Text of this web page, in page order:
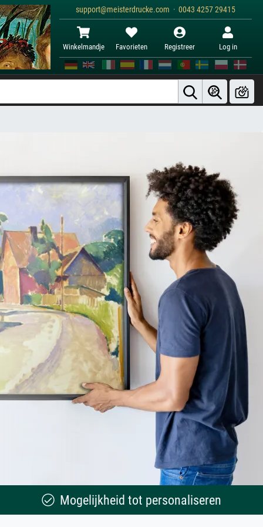
support@meisterdrucke.com · 0043 4257 29415
Winkelmandje Favorieten Registreer Log in
Mogelijkheid tot personaliseren